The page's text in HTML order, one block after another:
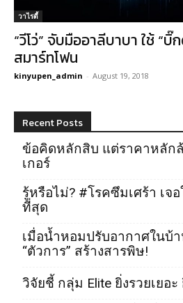
วาไรตี้
“วีโว่” จับมืออาลีบาบา ใช้ “
สมาร์ทโฟน
kinyupen_admin - August 19, 2018
Recent Posts
ข้อคิดหลักสิบ แต่ราคาหลัก
เกอร์
รู้หรือไม่? #โรคซึมเศร้า เ
ที่สุด
เมื่อน้ำหอมปรับอากาศในบ้
“ตัวการ” สร้างสารพิษ!
วิจัยชี้ กลุ่ม Elite ยิ่งรวยเยอะ